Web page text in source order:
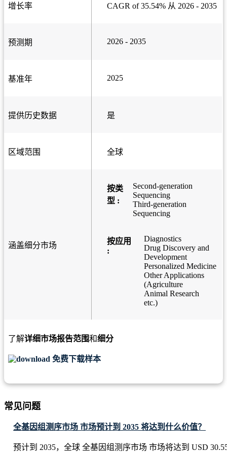
增长率 CAGR of 35.54% 从 2026 - 2035
预测期 2026 - 2035
基准年 2025
提供历史数据 是
区域范围 全球
涵盖细分市场
按类
型 :
Second-generation
Sequencing
Third-generation
Sequencing
按应用
:
Diagnostics
Drug Discovery and
Development
Personalized Medicine
Other Applications
(Agriculture
Animal Research
etc.)
了解详细市场报告范围和细分
免费下载样本
常见问题
全基因组测序市场 市场预计到 2035 将达到什么价值？
预计到 2035，全球 全基因组测序市场 市场将达到 USD